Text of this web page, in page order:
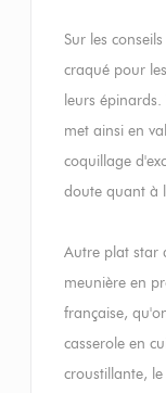
Sur les
craqué pour
leurs
met ainsi en
coquillage
doute quant à
Autre plat star
meunière en
française,
casserole en
croustillante,